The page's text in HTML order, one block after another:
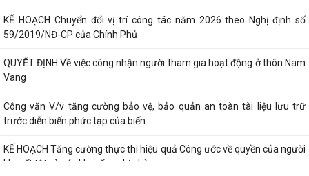
KẾ HOẠCH Chuyển đổi vị trí công tác năm 2026 theo Nghị định số
59/2019/NĐ-CP của Chính Phủ
QUYẾT ĐỊNH Về việc công nhận người tham gia hoạt động ở thôn Nam
Vang
Công văn V/v tăng cường bảo vệ, bảo quản an toàn tài liệu lưu trữ
trước diễn biến phức tạp của biến...
KẾ HOẠCH Tăng cường thực thi hiệu quả Công ước về quyền của người
khuyết tật và các khuyến nghị phù...